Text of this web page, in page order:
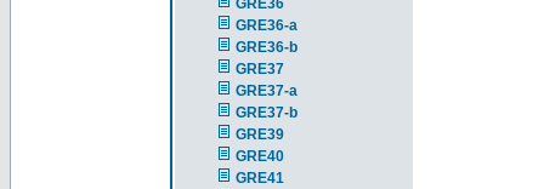
GRE36
GRE36-a
GRE36-b
GRE37
GRE37-a
GRE37-b
GRE39
GRE40
GRE41